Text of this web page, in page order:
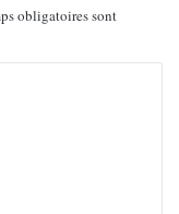
obligatoires sont